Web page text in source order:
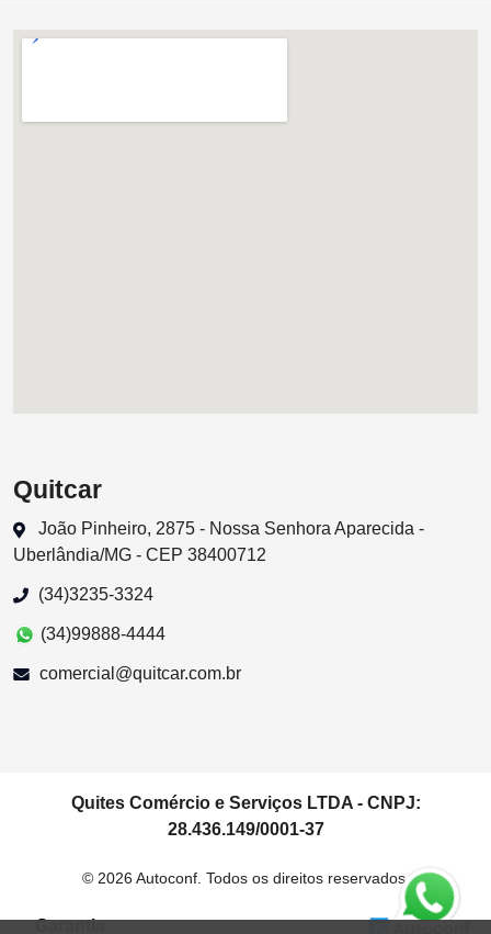
Quitcar
João Pinheiro, 2875 - Nossa Senhora Aparecida -
Uberlândia/MG - CEP 38400712
(34)3235-3324
(34)99888-4444
comercial@quitcar.com.br
Quites Comércio e Serviços LTDA - CNPJ:
28.436.149/0001-37
© 2026 Autoconf. Todos os direitos reservados.
Garantia